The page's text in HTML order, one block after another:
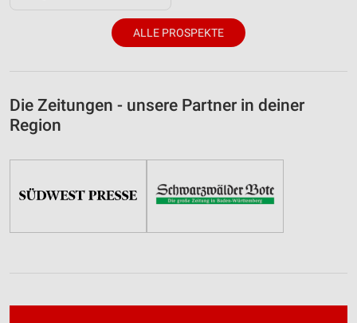
ALLE PROSPEKTE
Die Zeitungen - unsere Partner in deiner
Region